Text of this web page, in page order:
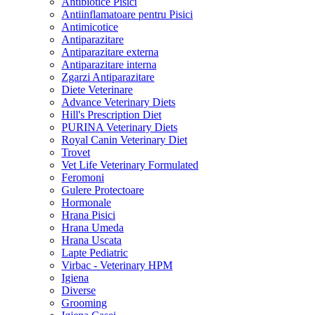
Antiinflamatoare pentru Pisici
Antimicotice
Antiparazitare
Antiparazitare externa
Antiparazitare interna
Zgarzi Antiparazitare
Diete Veterinare
Advance Veterinary Diets
Hill's Prescription Diet
PURINA Veterinary Diets
Royal Canin Veterinary Diet
Trovet
Vet Life Veterinary Formulated
Feromoni
Gulere Protectoare
Hormonale
Hrana Pisici
Hrana Umeda
Hrana Uscata
Lapte Pediatric
Virbac - Veterinary HPM
Igiena
Diverse
Grooming